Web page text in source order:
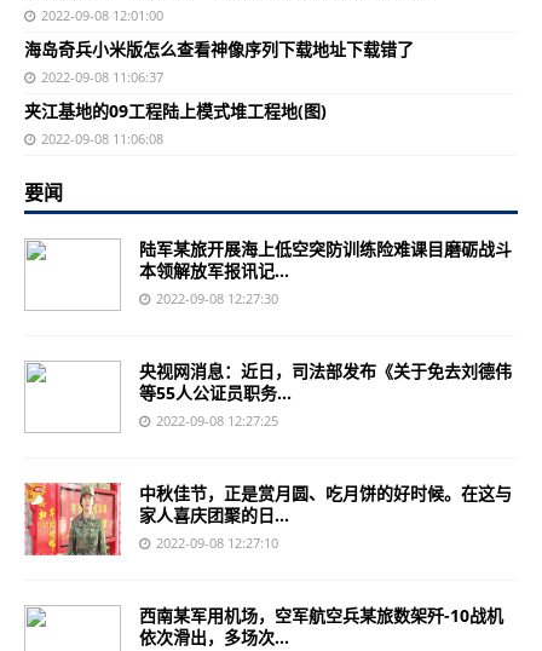
2022-09-08 12:01:00
海岛奇兵小米版怎么查看神像序列下载地址下载错了
2022-09-08 11:06:37
夹江基地的09工程陆上模式堆工程地(图)
2022-09-08 11:06:08
要闻
陆军某旅开展海上低空突防训练险难课目磨砺战斗
本领解放军报讯记...
2022-09-08 12:27:30
央视网消息：近日，司法部发布《关于免去刘德伟
等55人公证员职务...
2022-09-08 12:27:25
中秋佳节，正是赏月圆、吃月饼的好时候。在这与
家人喜庆团聚的日...
2022-09-08 12:27:10
西南某军用机场，空军航空兵某旅数架歼-10战机
依次滑出，多场次...